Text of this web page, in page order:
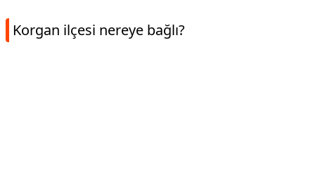
Korgan ilçesi nereye bağlı?